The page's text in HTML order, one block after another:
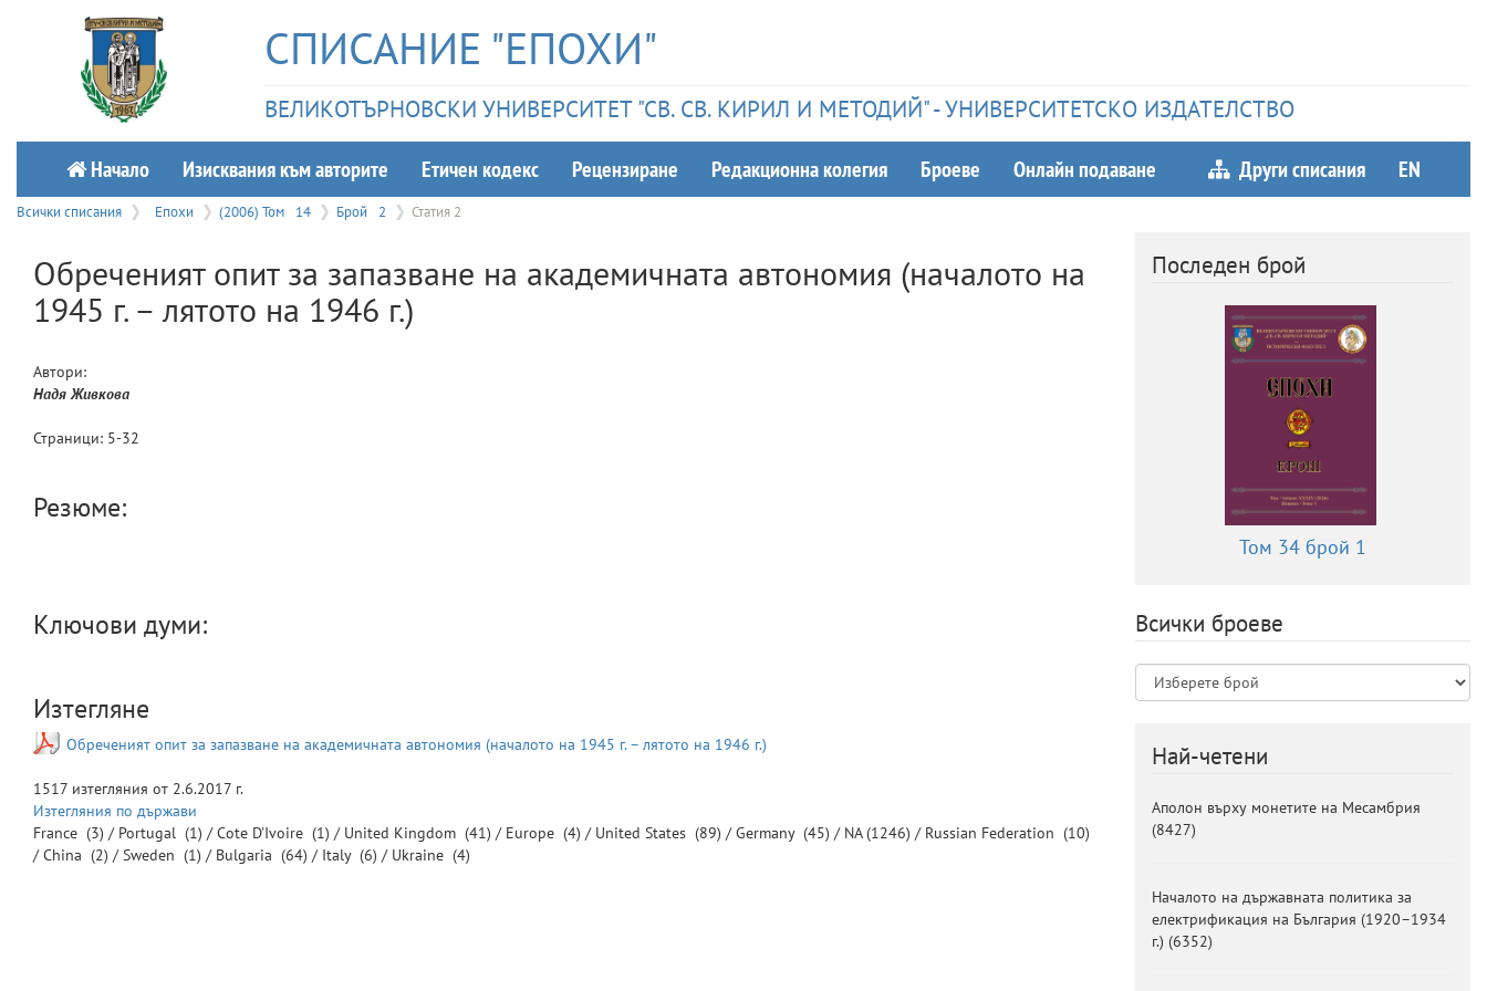
СПИСАНИЕ "ЕПОХИ"
ВЕЛИКОТЪРНОВСКИ УНИВЕРСИТЕТ "СВ. СВ. КИРИЛ И МЕТОДИЙ" - УНИВЕРСИТЕТСКО ИЗДАТЕЛСТВО
Начало Изисквания към авторите Етичeн кодекс Рецензиране Редакционна колегия Броеве Онлайн подаване Други списания EN
Всички списания Епохи (2006) Том 14 Брой 2 Статия 2
Обреченият опит за запазване на академичната автономия (началото на
1945 г. – лятото на 1946 г.)
Автори:
Надя Живкова
Страници: 5-32
Резюме:
Ключови думи:
Изтегляне
Обреченият опит за запазване на академичната автономия (началото на 1945 г. – лятото на 1946 г.)
1517 изтегляния от 2.6.2017 г.
Изтегляния по държави
France (3) / Portugal (1) /Cote D'Ivoire (1) / United Kingdom (41) / Europe (4) / United States (89) /Germany (45) / NA(1246) / Russian Federation (10)
/China (2) /Sweden (1) / Bulgaria (64) / Italy (6) / Ukraine (4)
Последен брой
Том 34 брой 1
Всички броеве
Най-четени
Аполон върху монетите на Месамбрия
(8427)
Началото на държавната политика за
електрификация на България (1920–1934
г.) (6352)